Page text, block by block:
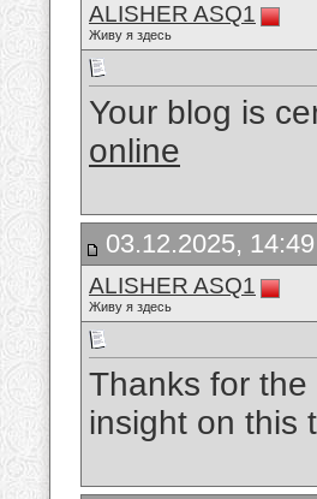
ALISHER ASQ1
Живу я здесь
Your blog is
online
03.12.2025, 14:49
ALISHER ASQ1
Живу я здесь
Thanks for
insight on this